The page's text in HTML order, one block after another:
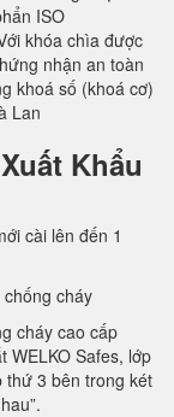
ISO
khóa chìa được
nhận an toàn
khoá số (khoá cơ)
Lan
Khẩu
cài lên đến 1
cháy
cháy cao cấp
WELKO Safes, lớp
thứ 3 bên trong két